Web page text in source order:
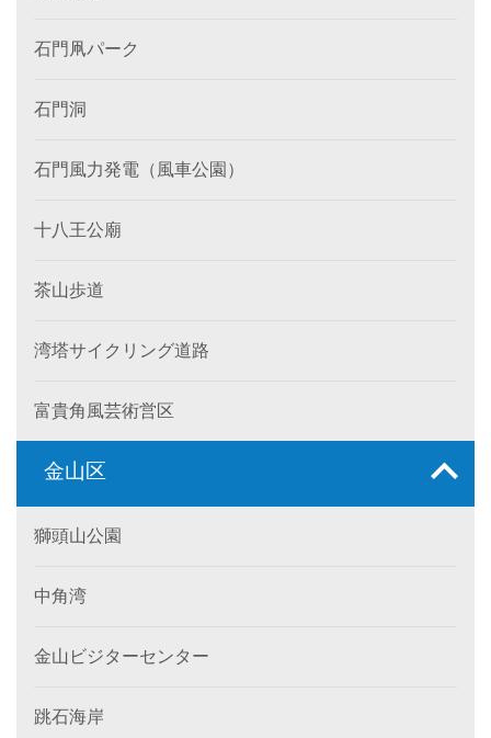
石門凧パーク
石門洞
石門風力発電（風車公園）
十八王公廟
茶山歩道
湾塔サイクリング道路
富貴角風芸術営区
金山区
獅頭山公園
中角湾
金山ビジターセンター
跳石海岸